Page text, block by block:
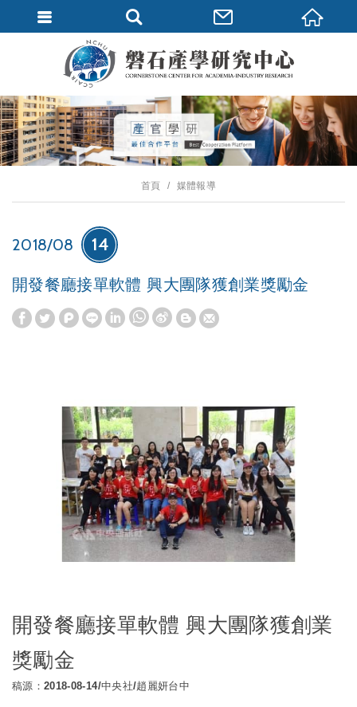
首頁 媒體報導
2018/08 14
開發餐廳接單軟體 興大團隊獲創業獎勵金
t
s
A
p
p
a
W
e
i
b
o
開發餐廳接單軟體 興大團隊獲創業
獎勵金
稿源：2018-08-14/中央社/趙麗妍台中